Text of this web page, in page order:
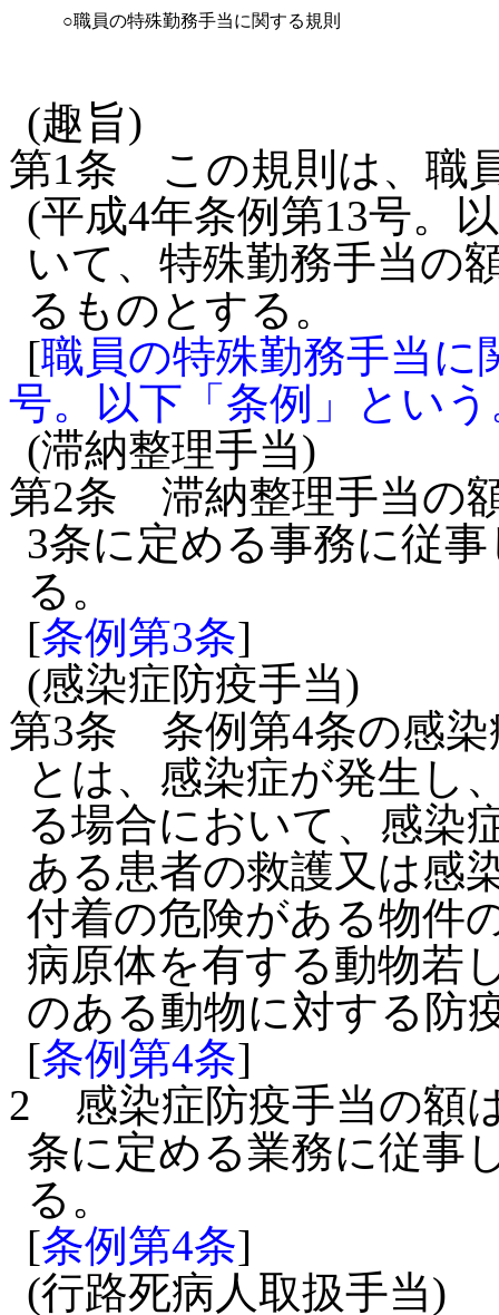
○職員の特殊勤務手当に関する規則
(趣旨)
第1条 この規則は、職
(平成4年条例第13号。
いて、特殊勤務手当の
るものとする。
[職員の特殊勤務手当に
号。以下「条例」とい
(滞納整理手当)
第2条 滞納整理手当の
3条に定める事務に従
る。
[条例第3条]
(感染症防疫手当)
第3条 条例第4条の感
とは、感染症が発生し
る場合において、感染
ある患者の救護又は感
付着の危険がある物件
病原体を有する動物若
のある動物に対する防
[条例第4条]
2 感染症防疫手当の額
条に定める業務に従事
る。
[条例第4条]
(行路死病人取扱手当)